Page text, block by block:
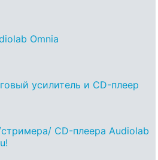
Omnia
усилитель и CD-плеер
CD-плеера Audiolab